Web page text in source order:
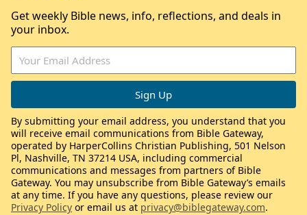
Get weekly Bible news, info, reflections, and deals in
your inbox.
By submitting your email address, you understand that you
will receive email communications from Bible Gateway,
operated by HarperCollins Christian Publishing, 501 Nelson
Pl, Nashville, TN 37214 USA, including commercial
communications and messages from partners of Bible
Gateway. You may unsubscribe from Bible Gateway’s emails
at any time. If you have any questions, please review our
Privacy Policy or email us at privacy@biblegateway.com.